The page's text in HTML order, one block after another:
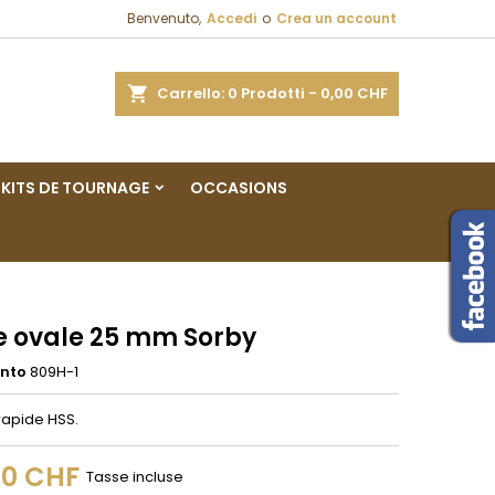
Benvenuto, Accedi o Crea un account
Carrello 0 Prodotti - 0,00 CHF
KITS DE TOURNAGE OCCASIONS
ovale 25 mm Sorby
809H-1
HSS.
CHF Tasse incluse